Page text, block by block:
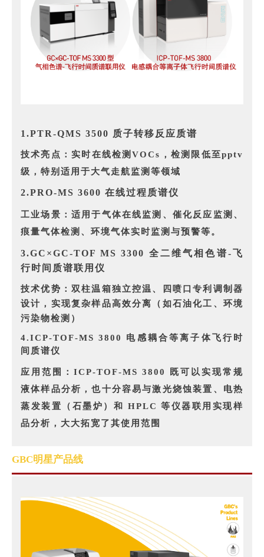
1.PTR-QMS 3500 质子转移反应质谱
技术亮点 ：实时在线检测VOCs，检测限低至pptv
级， 特别适用于大气走航监测等领域
2.PRO-MS 3600 在线过程质谱仪
工业场景： 适用于气体在线监测、催化反应监测、
痕量气体检测、环境气体实时监测与预警等。
3.GC×GC-TOF MS 3300 全二维气相色谱-飞
行时间质谱联用仪
技术优势 ：双柱温箱独立控温、四喷口专利调制器
设计，实现复杂样品高效分离（如石油化工、环境
污染物检测）
4.ICP-TOF-MS 3800 电感耦合等离子体飞行时
间质谱仪
应用范围： ICP-TOF-MS 3800 既可以实现常规
液体样品分析，也十分容易与激光烧蚀装置、电热
蒸发装置（石墨炉）和 HPLC 等仪器联用实现样
品分析，大大拓宽了其使用范围
GBC明星产品线